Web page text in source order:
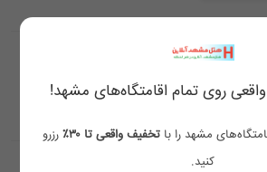
موقعیت مکانی در گوگل نمایش داده نمی شود
مشهد را با تخفیف واقعی تا ۳۰٪
رزرو
کنید.